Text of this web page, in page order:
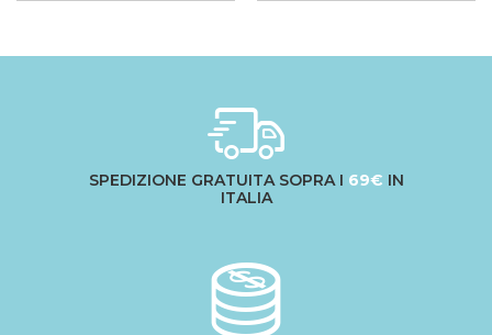
SPEDIZIONE GRATUITA SOPRA I 69€ IN
ITALIA